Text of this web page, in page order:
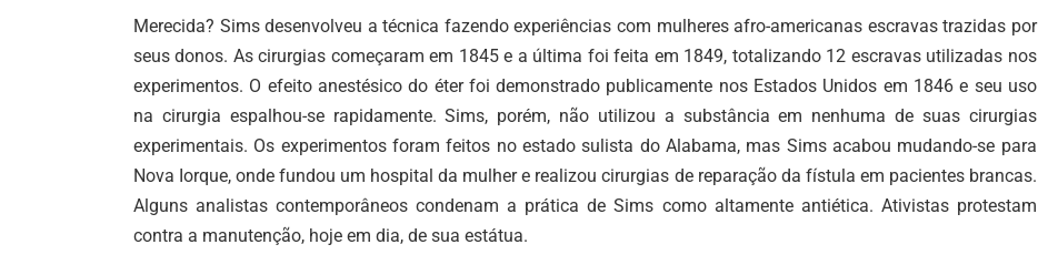
para
aumentar
ou
diminuir
o
volume.
Merecida? Sims desenvolveu a técnica fazendo experiências com mulheres afro-americanas escravas trazidas por
seus donos. As cirurgias começaram em 1845 e a última foi feita em 1849, totalizando 12 escravas utilizadas nos
experimentos. O efeito anestésico do éter foi demonstrado publicamente nos Estados Unidos em 1846 e seu uso
na cirurgia espalhou-se rapidamente. Sims, porém, não utilizou a substância em nenhuma de suas cirurgias
experimentais. Os experimentos foram feitos no estado sulista do Alabama, mas Sims acabou mudando-se para
Nova Iorque, onde fundou um hospital da mulher e realizou cirurgias de reparação da fístula em pacientes brancas.
Alguns analistas contemporâneos condenam a prática de Sims como altamente antiética. Ativistas protestam
contra a manutenção, hoje em dia, de sua estátua.